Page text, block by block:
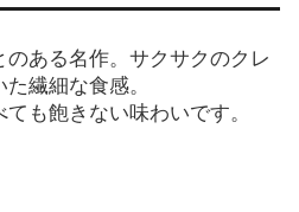
ある名作。サクサクのクレ
繊細な食感。
も飽きない味わいです。